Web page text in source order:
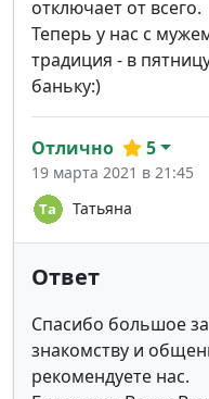
отключает от всего.
Теперь у нас с
традиция - в
баньку:)
Татьяна
Отлично 5
19 марта 2021 в 21:45
Ответ
Спасибо большое
знакомству и
рекомендуете нас.